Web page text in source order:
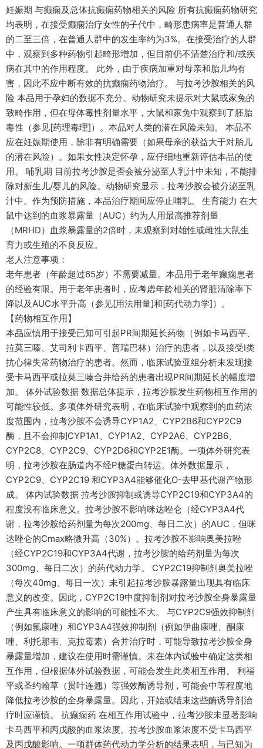
妊娠期 与癫痫及总体抗癫痫药物相关的风险 所有抗癫痫药物研究
均表明，在接受癫痫治疗女性的子代中，畸形患病率是普通人群
的二至三倍，在普通人群中的发生率约为3%。在接受治疗的人群
中，观察到多种药物引起畸形增加，但目前仍不清楚治疗和/或疾
病在其中的作用程度。 此外，由于疾病加重对母亲和胎儿均有
害，因此不应中断有效的抗癫痫药物治疗。 与拉考沙胺相关的风
险 本品用于孕妇的数据不充分。动物研究未提示对大鼠或家兔的
致畸作用，但在母体毒性剂量水平，大鼠和家兔中观察到了胚胎
毒性（参见[药理毒理]）。本品对人类的潜在风险未知。 本品不
应在妊娠期使用，除非有明确需要（如果母亲的获益大于对胎儿
的潜在风险）。如果女性决定怀孕，应仔细地重新评估本品的使
用。 哺乳期 目前拉考沙胺是否会被分泌至人乳汁中未知，不能排
除对新生儿/婴儿的风险。动物研究显示，拉考沙胺会被分泌至乳
汁中。作为预防措施，本品治疗期间应停止哺乳。 生育能力 在大
鼠中达到的血浆暴露量（AUC）约为人用最高推荐剂量
（MRHD）血浆暴露量的2倍时，未观察到对雄性或雌性大鼠生
育力或生殖的不良反应。
老人注意事项：
老年患者（年龄超过65岁）不需要减量。本品用于老年癫痫患者
的经验有限。用于老年患者时，应考虑年龄相关的肾脏清除率下
降以及AUC水平升高（参见[用法用量]和[药代动力学]）。
【药物相互作用】
本品应慎用于接受已知可引起PR间期延长药物（例如卡马西平、
拉莫三嗪、艾司利卡西平、普瑞巴林）治疗的患者，以及接受I类
抗心律失常药物治疗的患者。然而，临床试验亚组分析未发现接
受卡马西平或拉莫三嗪合并给药的患者出现PR间期延长的幅度增
加。 体外试验数据 数据总体提示，拉考沙胺发生药物相互作用的
可能性较低。多项体外研究表明，在临床试验中观察到的血药浓
度范围内，拉考沙胺不会诱导CYP1A2、CYP2B6和CYP2C9
酶，且不会抑制CYP1A1、CYP1A2、CYP2A6、CYP2B6、
CYP2C8、CYP2C9、CYP2D6和CYP2E1酶。一项体外研究表
明，拉考沙胺在肠道内不经P糖蛋白转运。体外数据显示，
CYP2C9、CYP2C19 和CYP3A4能够催化O-去甲基代谢产物形
成。 体内试验数据 拉考沙胺抑制或诱导CYP2C19和CYP3A4的
程度没有临床意义。拉考沙胺不影响咪达唑仑（经CYP3A4代
谢，拉考沙胺给药剂量为每次200mg、每日二次）的AUC，但咪
达唑仑的Cmax略微升高（30%）。拉考沙胺不影响奥美拉唑
（经CYP2C19和CYP3A4代谢，拉考沙胺的给药剂量为每次
300mg、每日二次）的药代动力学。 CYP2C19抑制剂奥美拉唑
（每次40mg、每日一次）未引起拉考沙胺暴露量出现具有临床
意义的改变。因此，CYP2C19中度抑制剂对拉考沙胺全身暴露量
产生具有临床意义的影响的可能性不大。 与CYP2C9强效抑制剂
（例如氟康唑）和CYP3A4强效抑制剂（例如伊曲康唑、酮康
唑、利托那韦、克拉霉素）合并治疗时，可能导致拉考沙胺全身
暴露量增加，建议在使用时需谨慎。未在体内试验中确定这类相
互作用，但根据体外试验数据，可能会发生此类相互作用。 利福
平或圣约翰草（贯叶连翘）等强效酶诱导剂，可能会中等程度地
降低拉考沙胺的全身暴露量。因此，开始或结束这些酶诱导剂治
疗时应谨慎。 抗癫痫药 在相互作用试验中，拉考沙胺未显著影响
卡马西平和丙戊酸的血浆浓度。拉考沙胺血浆浓度不受卡马西平
及丙戊酸影响。一项群体药代动力学分析的结果表明，与已知为